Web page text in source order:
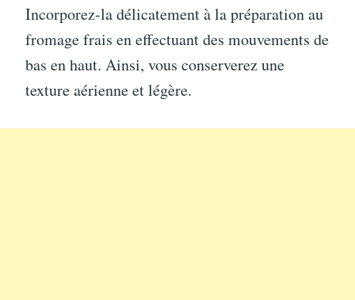
Incorporez-la délicatement à la préparation au
fromage frais en effectuant des mouvements de
bas en haut. Ainsi, vous conserverez une
texture aérienne et légère.